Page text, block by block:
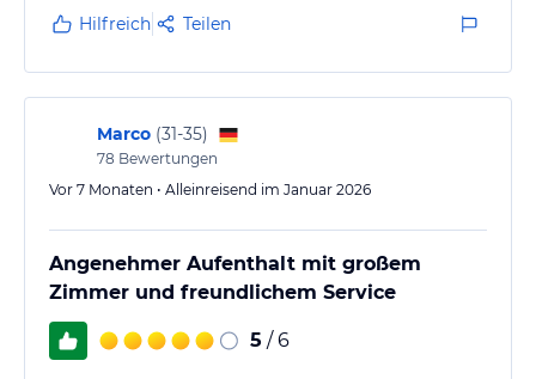
Fahrradinfrastuktur hervorragend. Losradeln direkt
von der Haustür.
Hilfreich Teilen
Marco (31-35)
78 Bewertungen
Vor 7 Monaten • Alleinreisend im Januar 2026
Angenehmer Aufenthalt mit großem
Zimmer und freundlichem Service
5 / 6